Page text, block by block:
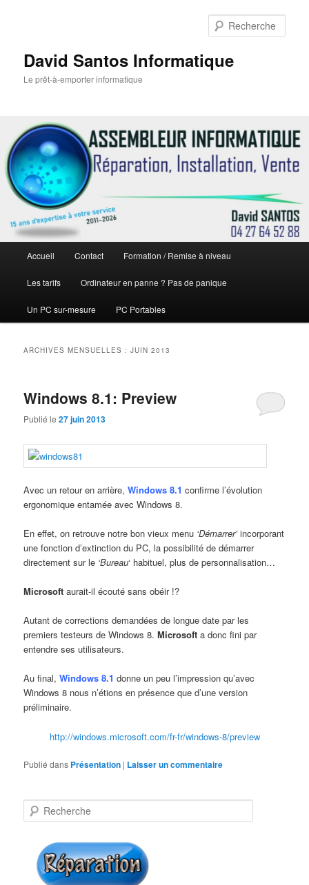
David Santos Informatique
Le prêt-à-emporter informatique
principal
Aller
au
contenu
principal
Aller
au
contenu
secondaire
Accueil Contact Formation / Remise à niveau
Les tarifs Ordinateur en panne ? Pas de panique
Un PC sur-mesure PC Portables
ARCHIVES MENSUELLES :JUIN 2013
Windows 8.1: Preview
Publié le27 juin 2013
Avec un retour en arrière,Windows 8.1 confirme l’évolution
ergonomique entamée avec Windows 8.
En effet, on retrouve notre bon vieux menu ‘Démarrer’incorporant
une fonction d’extinction du PC, la possibilité de démarrer
directement sur le ‘Bureau‘ habituel, plus de personnalisation…
Microsoftaurait-il écouté sans obéir !?
Autant de corrections demandées de longue date par les
premiers testeurs de Windows 8.Microsofta donc fini par
entendre ses utilisateurs.
Au final, Windows 8.1 donne un peu l’impression qu’avec
Windows 8 nous n’étions en présence que d’une version
préliminaire.
http://windows.microsoft.com/fr-fr/windows-8/preview
Publié dans Présentation | Laisser un commentaire
e